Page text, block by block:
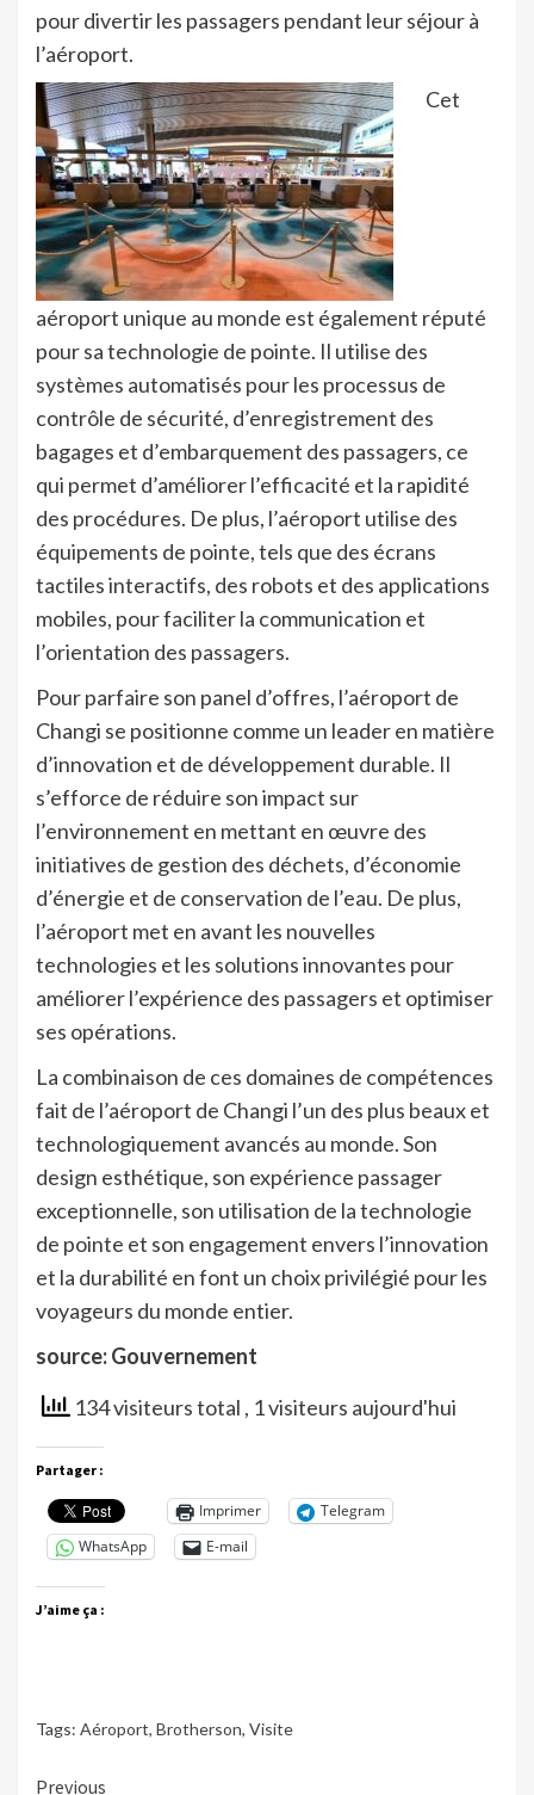
pour divertir les passagers pendant leur séjour à
l’aéroport.
Cet
aéroport unique au monde est également réputé
pour sa technologie de pointe. Il utilise des
systèmes automatisés pour les processus de
contrôle de sécurité, d’enregistrement des
bagages et d’embarquement des passagers, ce
qui permet d’améliorer l’efficacité et la rapidité
des procédures. De plus, l’aéroport utilise des
équipements de pointe, tels que des écrans
tactiles interactifs, des robots et des applications
mobiles, pour faciliter la communication et
l’orientation des passagers.
Pour parfaire son panel d’offres, l’aéroport de
Changi se positionne comme un leader en matière
d’innovation et de développement durable. Il
s’efforce de réduire son impact sur
l’environnement en mettant en œuvre des
initiatives de gestion des déchets, d’économie
d’énergie et de conservation de l’eau. De plus,
l’aéroport met en avant les nouvelles
technologies et les solutions innovantes pour
améliorer l’expérience des passagers et optimiser
ses opérations.
La combinaison de ces domaines de compétences
fait de l’aéroport de Changi l’un des plus beaux et
technologiquement avancés au monde. Son
design esthétique, son expérience passager
exceptionnelle, son utilisation de la technologie
de pointe et son engagement envers l’innovation
et la durabilité en font un choix privilégié pour les
voyageurs du monde entier.
source: Gouvernement
134 visiteurs total , 1 visiteurs aujourd'hui
Partager :
Imprimer
Telegram
WhatsApp
E-mail
J’aime ça :
Tags: Aéroport, Brotherson, Visite
Previous